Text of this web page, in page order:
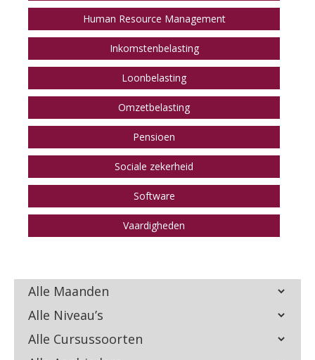
Human Resource Management
Inkomstenbelasting
Loonbelasting
Omzetbelasting
Pensioen
Sociale zekerheid
Software
Vaardigheden